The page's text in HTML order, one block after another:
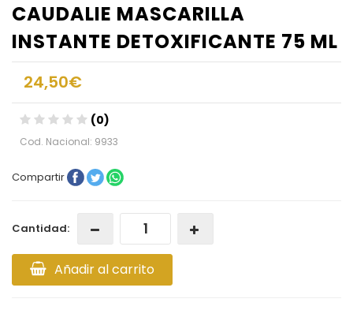
CAUDALIE MASCARILLA
INSTANTE DETOXIFICANTE 75 ML
24,50€
(0)
Cod. Nacional: 9933
Compartir
Cantidad:
Añadir al carrito